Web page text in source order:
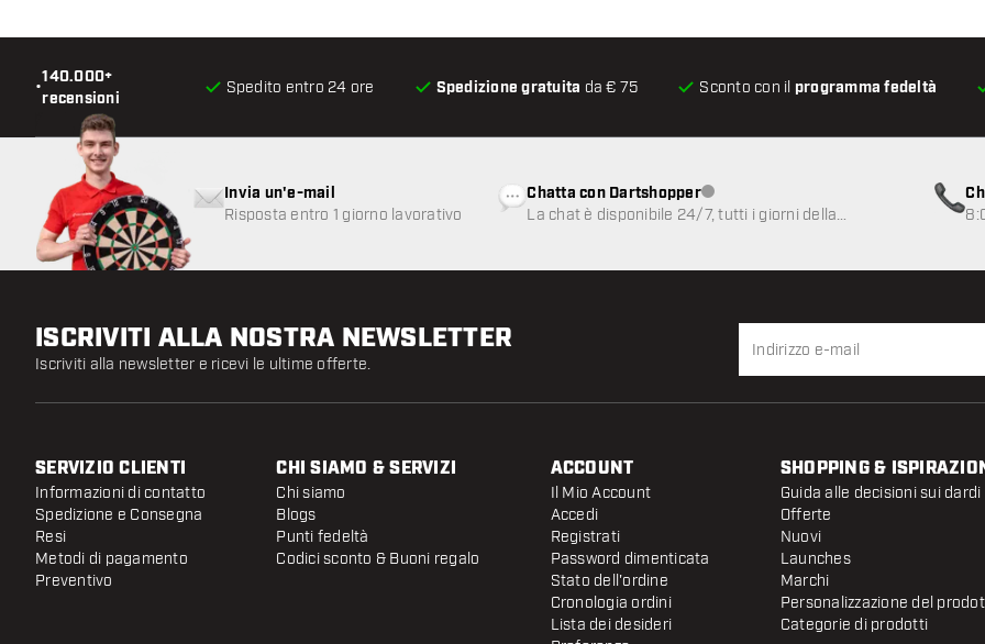
•
140.000+
recensioni
Spedito entro 24 ore Spedizione gratuita da € 75 Sconto con il programma fedeltà
Invia un'e-mail
Risposta entro 1 giorno lavorativo
Chatta con DartshopperServizio clienti non disponibile
La chat è disponibile 24/7, tutti i giorni della
ISCRIVITI ALLA NOSTRA NEWSLETTER
Iscriviti alla newsletter e ricevi le ultime offerte.
SERVIZIO CLIENTI
Informazioni di contatto
Spedizione e Consegna
Resi
Metodi di pagamento
Preventivo
CHI SIAMO & SERVIZI
Chi siamo
Blogs
Punti fedeltà
Codici sconto & Buoni regalo
ACCOUNT
Il Mio Account
Accedi
Registrati
Password dimenticata
Stato dell'ordine
Cronologia ordini
Lista dei desideri
SHOPPING &
Guida alle decisioni sui dardi
Offerte
Nuovi
Launches
Marchi
Personalizzazione del
Categorie di prodotti